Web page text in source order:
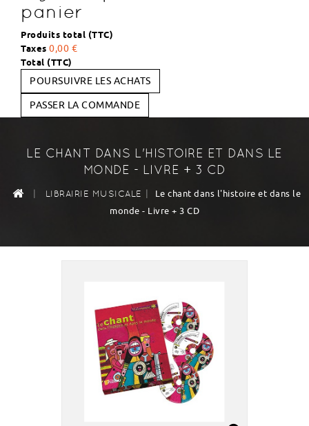
panier
Produits total (TTC)
Taxes 0,00 €
Total (TTC)
POURSUIVRE LES ACHATS
PASSER LA COMMANDE
LE CHANT DANS L'HISTOIRE ET DANS LE
MONDE - LIVRE + 3 CD
| LIBRAIRIE MUSICALE |
Le chant dans l'histoire et dans le
monde - Livre + 3 CD